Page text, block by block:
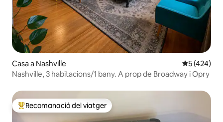
Casa a Nashville 5 de
5 (424)
Nashville, 3 habitacions/1 bany. A prop de Broadway i Opry
Principals recomanacions dels viatgers
Recomanació del viatger